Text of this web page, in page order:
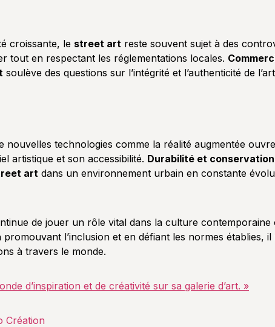
croissante, le street art reste souvent sujet à des
tout en respectant les réglementations locales.
soulève des questions sur l’intégrité et l’authenticité de
nouvelles technologies comme la réalité augmentée
artistique et son accessibilité. Durabilité et
art dans un environnement urbain en constante
de jouer un rôle vital dans la culture contemporaine
l’inclusion et en défiant les normes établies,
à travers le monde.
d’inspiration et de créativité sur sa galerie d’art. »
Création